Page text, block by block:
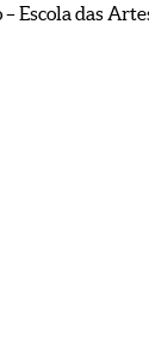
Escola das